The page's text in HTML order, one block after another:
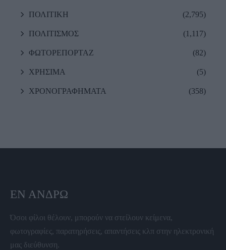
ΠΟΛΙΤΙΚΗ (2,795)
ΠΟΛΙΤΙΣΜΟΣ (1,117)
ΦΩΤΟΡΕΠΟΡΤΑΖ (82)
ΧΡΗΣΙΜΑ (5)
ΧΡΟΝΟΓΡΑΦΗΜΑΤΑ (358)
ΕΝ ΆΝΔΡΩ
Όσοι φίλοι θέλουν, μπορούν να στείλουν κείμενα,
φωτογραφίες, παρατηρήσεις, απαντήσεις κλπ στην ηλεκτρονική
μας διεύθυνση.